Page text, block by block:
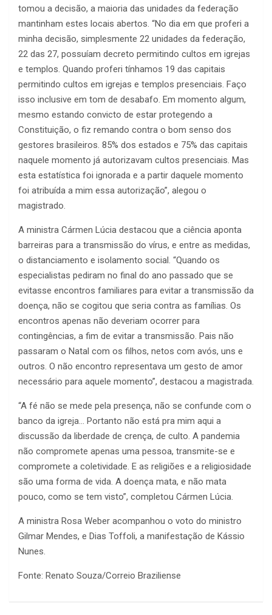
tomou a decisão, a maioria das unidades da federação
mantinham estes locais abertos. “No dia em que proferi a
minha decisão, simplesmente 22 unidades da federação,
22 das 27, possuíam decreto permitindo cultos em igrejas
e templos. Quando proferi tínhamos 19 das capitais
permitindo cultos em igrejas e templos presenciais. Faço
isso inclusive em tom de desabafo. Em momento algum,
mesmo estando convicto de estar protegendo a
Constituição, o fiz remando contra o bom senso dos
gestores brasileiros. 85% dos estados e 75% das capitais
naquele momento já autorizavam cultos presenciais. Mas
esta estatística foi ignorada e a partir daquele momento
foi atribuída a mim essa autorização”, alegou o
magistrado.
A ministra Cármen Lúcia destacou que a ciência aponta
barreiras para a transmissão do vírus, e entre as medidas,
o distanciamento e isolamento social. “Quando os
especialistas pediram no final do ano passado que se
evitasse encontros familiares para evitar a transmissão da
doença, não se cogitou que seria contra as famílias. Os
encontros apenas não deveriam ocorrer para
contingências, a fim de evitar a transmissão. Pais não
passaram o Natal com os filhos, netos com avós, uns e
outros. O não encontro representava um gesto de amor
necessário para aquele momento”, destacou a magistrada.
“A fé não se mede pela presença, não se confunde com o
banco da igreja… Portanto não está pra mim aqui a
discussão da liberdade de crença, de culto. A pandemia
não compromete apenas uma pessoa, transmite-se e
compromete a coletividade. E as religiões e a religiosidade
são uma forma de vida. A doença mata, e não mata
pouco, como se tem visto”, completou Cármen Lúcia.
A ministra Rosa Weber acompanhou o voto do ministro
Gilmar Mendes, e Dias Toffoli, a manifestação de Kássio
Nunes.
Fonte: Renato Souza/Correio Braziliense